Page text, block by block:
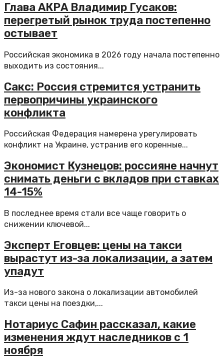
Глава АКРА Владимир Гусаков:
перегретый рынок труда постепенно
остывает
Российская экономика в 2026 году начала постепенно
выходить из состояния...
Сакс: Россия стремится устранить
первопричины украинского
конфликта
Российская Федерация намерена урегулировать
конфликт на Украине, устранив его коренные...
Экономист Кузнецов: россияне начнут
снимать деньги с вкладов при ставках
14-15%
В последнее время стали все чаще говорить о
снижении ключевой...
Эксперт Еговцев: цены на такси
вырастут из-за локализации, а затем
упадут
Из-за нового закона о локализации автомобилей
такси цены на поездки,...
Нотариус Сафин рассказал, какие
изменения ждут наследников с 1
ноября